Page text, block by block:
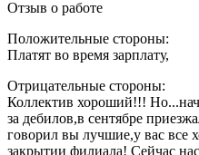
Отзыв о работе
Положительные стороны:
Платят во время зарплату,
Отрицательные стороны:
Коллектив хороший!!!
за дебилов,в сентябре
говорил вы лучшие,у вас все
закрытии филиала! Сейчас